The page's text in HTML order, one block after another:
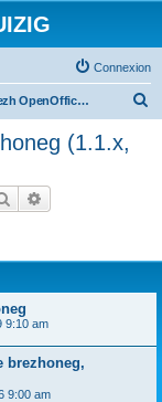
Connexion
Troidigezh OpenOffice.org e brezhoneg (1.1.x, 2.x ha 3.x)
c
(1.1.x,
Rechercher
9:10 am
brezhoneg,
9:00 am